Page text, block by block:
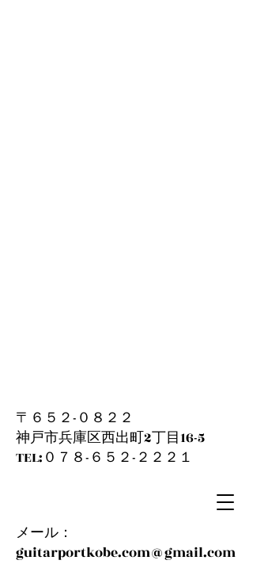
〒６５２-０８２２
神戸市兵庫区西出町2丁目16-5
​TEL:０７８-６５２-２２２１
メール：
guitarportkobe.com@gmail.com